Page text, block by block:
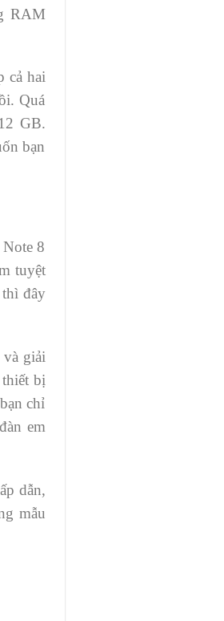
RAM
cả hai
Quá
GB.
bạn
8
tuyệt
đây
giải
bị
chỉ
em
dẫn,
mẫu